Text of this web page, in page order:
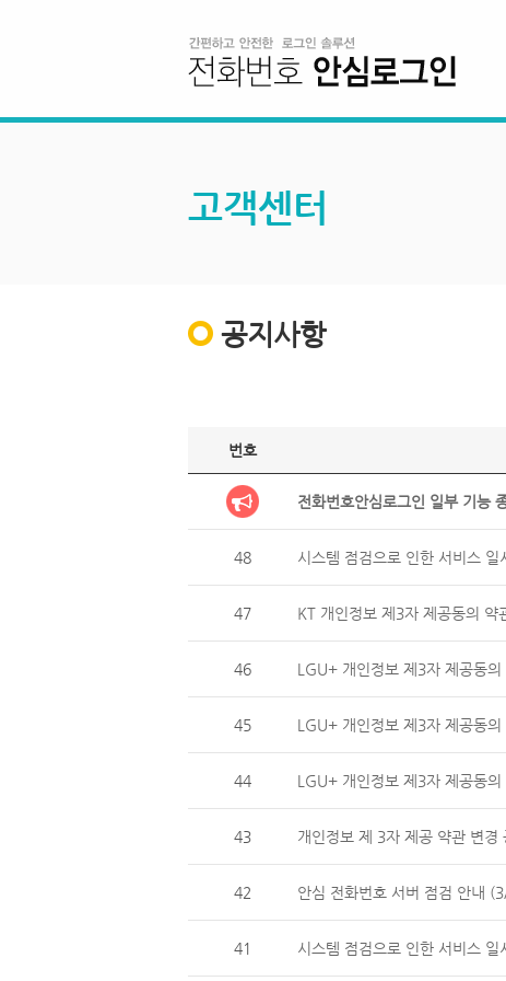
고객센터
공지사항
번호
전화번호안심로그인 일부 기능
48 시스템 점검으로 인한 서비스
47 KT 개인정보 제3자 제공동의 약
46 LGU+ 개인정보 제3자 제공
45 LGU+ 개인정보 제3자 제공동의
44 LGU+ 개인정보 제3자 제공
43 개인정보 제 3자 제공 약관 변경
42 안심 전화번호 서버 점검 안내
41 시스템 점검으로 인한 서비스 일